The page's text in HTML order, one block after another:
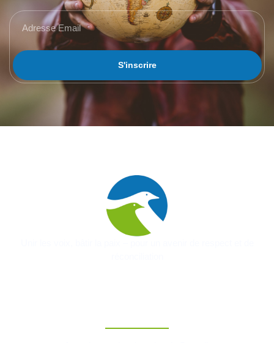
S'inscrire